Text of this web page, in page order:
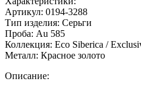
Артикул: 0194-3288
Тип изделия: Серьги
Проба: Au 585
Коллекция: Eco Siberica /
Металл: Красное золото
Описание: